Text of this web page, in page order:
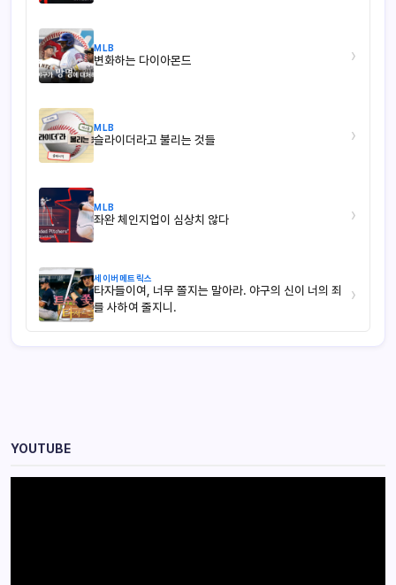
MLB
변화하는 다이아몬드 ›
MLB
슬라이더라고 불리는 것들 ›
MLB
좌완 체인지업이 심상치 않다 ›
세이버메트릭스
타자들이여, 너무 쫄지는 말아라. 야구의 신이 너의 죄
를 사하여 줄지니.
›
YOUTUBE